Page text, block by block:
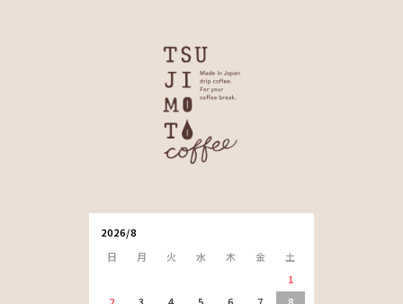
2026/8
日
月 火 水 木 金
土
1
2
3 4 5 6 7 8